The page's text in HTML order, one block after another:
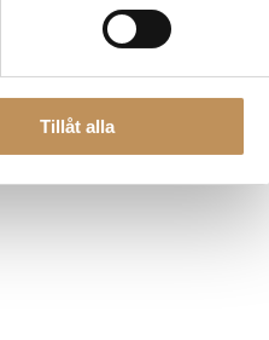
Tillåt alla